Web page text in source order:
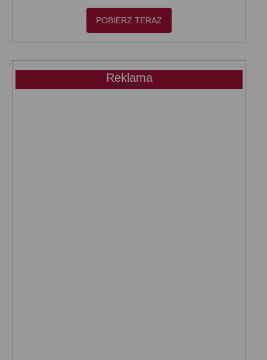
POBIERZ TERAZ
Reklama